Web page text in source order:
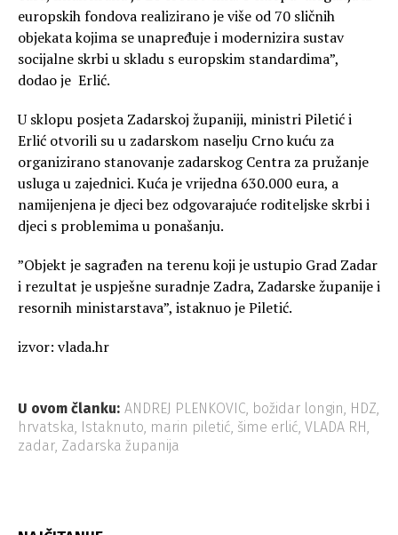
europskih fondova realizirano je više od 70 sličnih
objekata kojima se unapređuje i modernizira sustav
socijalne skrbi u skladu s europskim standardima”,
dodao je Erlić.
U sklopu posjeta Zadarskoj županiji, ministri Piletić i
Erlić otvorili su u zadarskom naselju Crno kuću za
organizirano stanovanje zadarskog Centra za pružanje
usluga u zajednici. Kuća je vrijedna 630.000 eura, a
namijenjena je djeci bez odgovarajuće roditeljske skrbi i
djeci s problemima u ponašanju.
”Objekt je sagrađen na terenu koji je ustupio Grad Zadar
i rezultat je uspješne suradnje Zadra, Zadarske županije i
resornih ministarstava”, istaknuo je Piletić.
izvor: vlada.hr
U ovom članku: ANDREJ PLENKOVIC božidar longin HDZ
hrvatska Istaknuto marin piletić šime erlić VLADA RH
zadar Zadarska županija